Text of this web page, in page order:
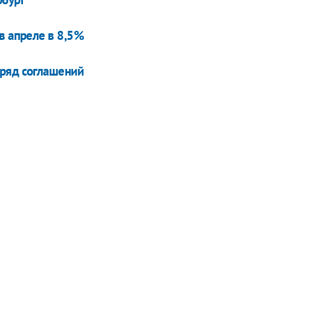
апреле в 8,5%
соглашений